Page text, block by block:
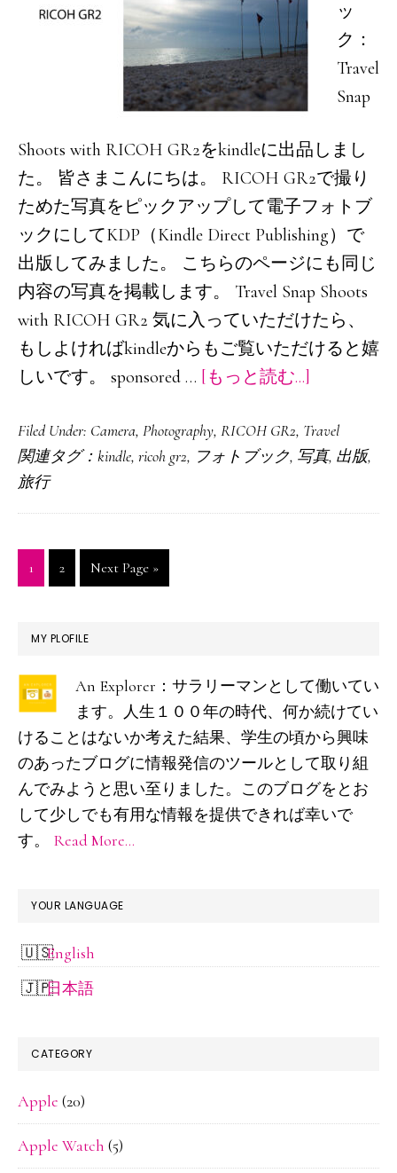
お
散
歩
て
み
た。
ッ
ク：
Travel
Snap
Shoots with RICOH GR2をkindleに出品しまし
た。 皆さまこんにちは。 RICOH GR2で撮り
ためた写真をピックアップして電子フォトブ
ックにしてKDP（Kindle Direct Publishing）で
出版してみました。 こちらのページにも同じ
内容の写真を掲載します。 Travel Snap Shoots
with RICOH GR2 気に入っていただけたら、
もしよければkindleからもご覧いただけると嬉
しいです。 sponsored … [もっと読む...]
ォ
ト
ッ
RICOH
GR2
を
kindle（
に
た。
Filed Under: Camera, Photography, RICOH GR2, Travel
関連タグ： kindle, ricoh gr2, フォトブック, 写真, 出版,
旅行
ペ
ー
1
ペ
ー
2
Go
to
Next Page »
最
初
の
サ
イ
ド
バ
ー
MY PLOFILE
An Explorer：サラリーマンとして働いてい
ます。人生１００年の時代、何か続けてい
けることはないか考えた結果、学生の頃から興味
のあったブログに情報発信のツールとして取り組
んでみようと思い至りました。このブログをとお
して少しでも有用な情報を提供できれば幸いで
す。 Read More…
YOUR LANGUAGE
English
日本語
CATEGORY
Apple (20)
Apple Watch (5)